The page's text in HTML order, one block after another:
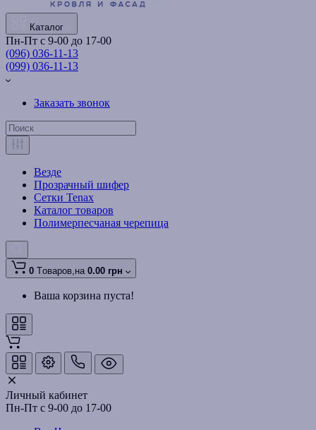
Каталог
Пн-Пт с 9-00 до 17-00
(096) 036-11-13
(099) 036-11-13
Заказать звонок
Везде
Прозрачный шифер
Сетки Tenax
Каталог товаров
Полимерпесчаная черепица
0 Tоваров,на 0.00 грн
Ваша корзина пуста!
Личный кабинет
Пн-Пт с 9-00 до 17-00